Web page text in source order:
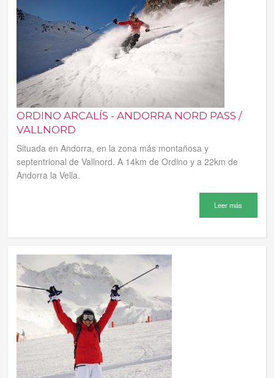
ORDINO ARCALÍS - ANDORRA NORD PASS /
VALLNORD
Situada en Andorra, en la zona más montañosa y
septentrional de Vallnord. A 14km de Ordino y a 22km de
Andorra la Vella.
Leer más